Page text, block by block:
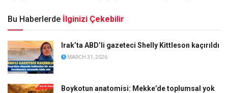
Bu Haberlerde İlginizi Çekebilir
Irak’ta ABD’li gazeteci Shelly Kittleson kaçırıldı
MARCH 31, 2026
Boykotun anatomisi: Mekke’de toplumsal yok